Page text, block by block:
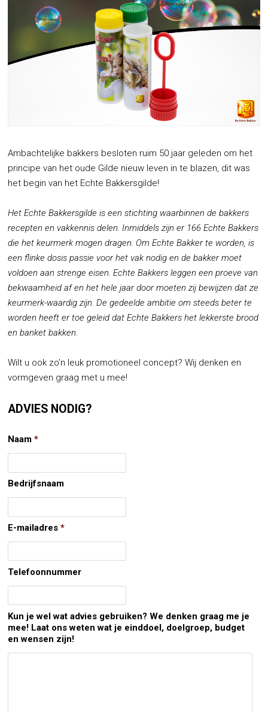
Ambachtelijke bakkers besloten ruim 50 jaar geleden om het
principe van het oude Gilde nieuw leven in te blazen, dit was
het begin van het Echte Bakkersgilde!
Het Echte Bakkersgilde is een stichting waarbinnen de bakkers
recepten en vakkennis delen. Inmiddels zijn er 166 Echte Bakkers
die het keurmerk mogen dragen. Om Echte Bakker te worden, is
een flinke dosis passie voor het vak nodig en de bakker moet
voldoen aan strenge eisen. Echte Bakkers leggen een proeve van
bekwaamheid af en het hele jaar door moeten zij bewijzen dat ze
keurmerk-waardig zijn. De gedeelde ambitie om steeds beter te
worden heeft er toe geleid dat Echte Bakkers het lekkerste brood
en banket bakken.
Wilt u ook zo’n leuk promotioneel concept? Wij denken en
vormgeven graag met u mee!
ADVIES NODIG?
Naam *
Bedrijfsnaam
E-mailadres *
Telefoonnummer
Kun je wel wat advies gebruiken? We denken graag me je
mee! Laat ons weten wat je einddoel, doelgroep, budget
en wensen zijn!